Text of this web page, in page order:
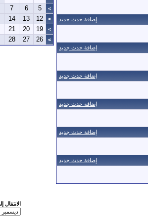
إضافة حدث جديد
إضافة حدث جديد
إضافة حدث جديد
إضافة حدث جديد
إضافة حدث جديد
إضافة حدث جديد
>
5
6
7
>
12
13
14
>
19
20
21
>
26
27
28
الانتقال